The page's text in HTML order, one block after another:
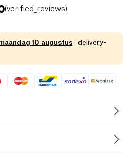
(verified_reviews)
10 augustus · delivery-